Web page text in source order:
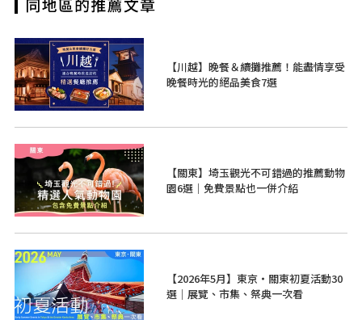
【川越】晚餐＆續攤推薦！能盡情享受
晚餐時光的絕品美食7選
【關東】埼玉觀光不可錯過的推薦動物
園6選｜免費景點也一併介紹
【2026年5月】東京・關東初夏活動30
選｜展覽、市集、祭典一次看